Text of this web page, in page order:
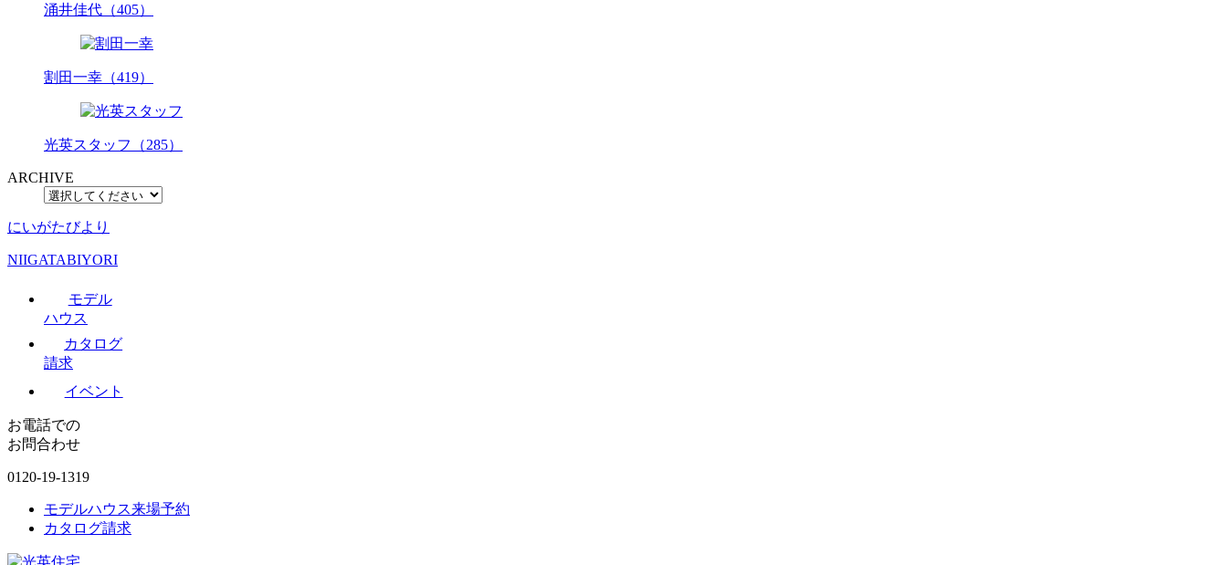
涌井佳代（405）
割田一幸（419）
光英スタッフ（285）
ARCHIVE
にいがたびより
NIIGATABIYORI
モデル
ハウス
カタログ
請求
イベント
お電話での
お問合わせ
0120-19-1319
モデルハウス来場予約
カタログ請求